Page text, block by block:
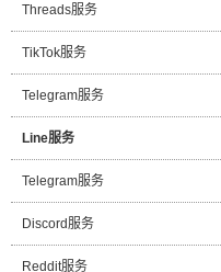
Threads服务
TikTok服务
Telegram服务
Line服务
Telegram服务
Discord服务
Reddit服务